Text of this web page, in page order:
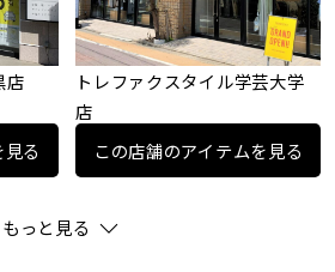
店
る
トレファクスタイル学芸大学
店
この店舗のアイテムを見る
もっと見る